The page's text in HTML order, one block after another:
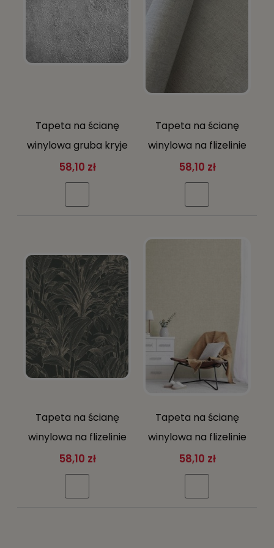
Tapeta na ścianę
winylowa gruba kryje
niedoskonałości
surowy beton tynk
58,10 zł
Tapeta na ścianę
winylowa na flizelinie
imitacja tkaniny
szary beż
58,10 zł
Tapeta na ścianę
winylowa na flizelinie
czarna w liście
zmywalna
58,10 zł
Tapeta na ścianę
winylowa na flizelinie
materiał beżowa
strukturalna
58,10 zł